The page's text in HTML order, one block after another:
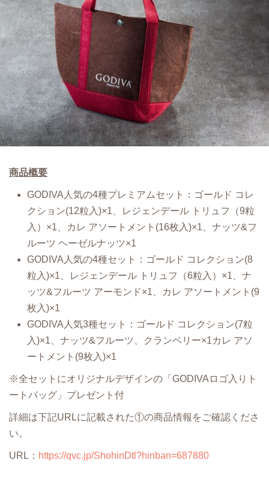
商品概要
GODIVA人気の4種プレミアムセット：ゴールド コレ
クション(12粒入)×1、レジェンデール トリュフ（9粒
入）×1、カレ アソートメント(16枚入)×1、ナッツ&フ
ルーツ ヘーゼルナッツ×1
GODIVA人気の4種セット：ゴールド コレクション(8
粒入)×1、レジェンデール トリュフ（6粒入）×1、ナ
ッツ&フルーツ アーモンド×1、カレ アソートメント(9
枚入)×1
GODIVA人気3種セット：ゴールド コレクション(7粒
入)×1、ナッツ&フルーツ、クランベリー×1カレ アソ
ートメント(9枚入)×1
※全セットにオリジナルデザインの「GODIVAロゴ入りト
ートバッグ」プレゼント付
詳細は下記URLに記載された①の商品情報をご確認くださ
い。
URL： https://qvc.jp/ShohinDtl?hinban=687880